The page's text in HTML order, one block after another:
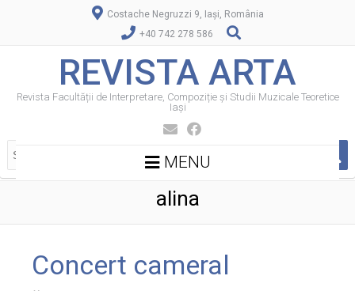
Costache Negruzzi 9, Iași, România
+40 742 278 586
REVISTA ARTA
Revista Facultății de Interpretare, Compoziție și Studii Muzicale Teoretice
Iași
MENU
alina
Concert cameral